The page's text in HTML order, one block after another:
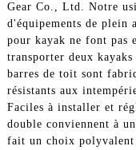
Gear Co., Ltd. Notre
d'équipements de plein
pour kayak ne font pas
transporter deux
barres de toit sont
résistants aux
Faciles à installer et
double conviennent à
fait un choix polyvalent